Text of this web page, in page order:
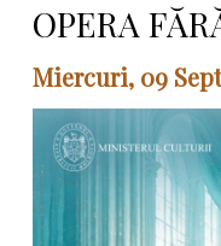
OPERA
Miercuri, 09